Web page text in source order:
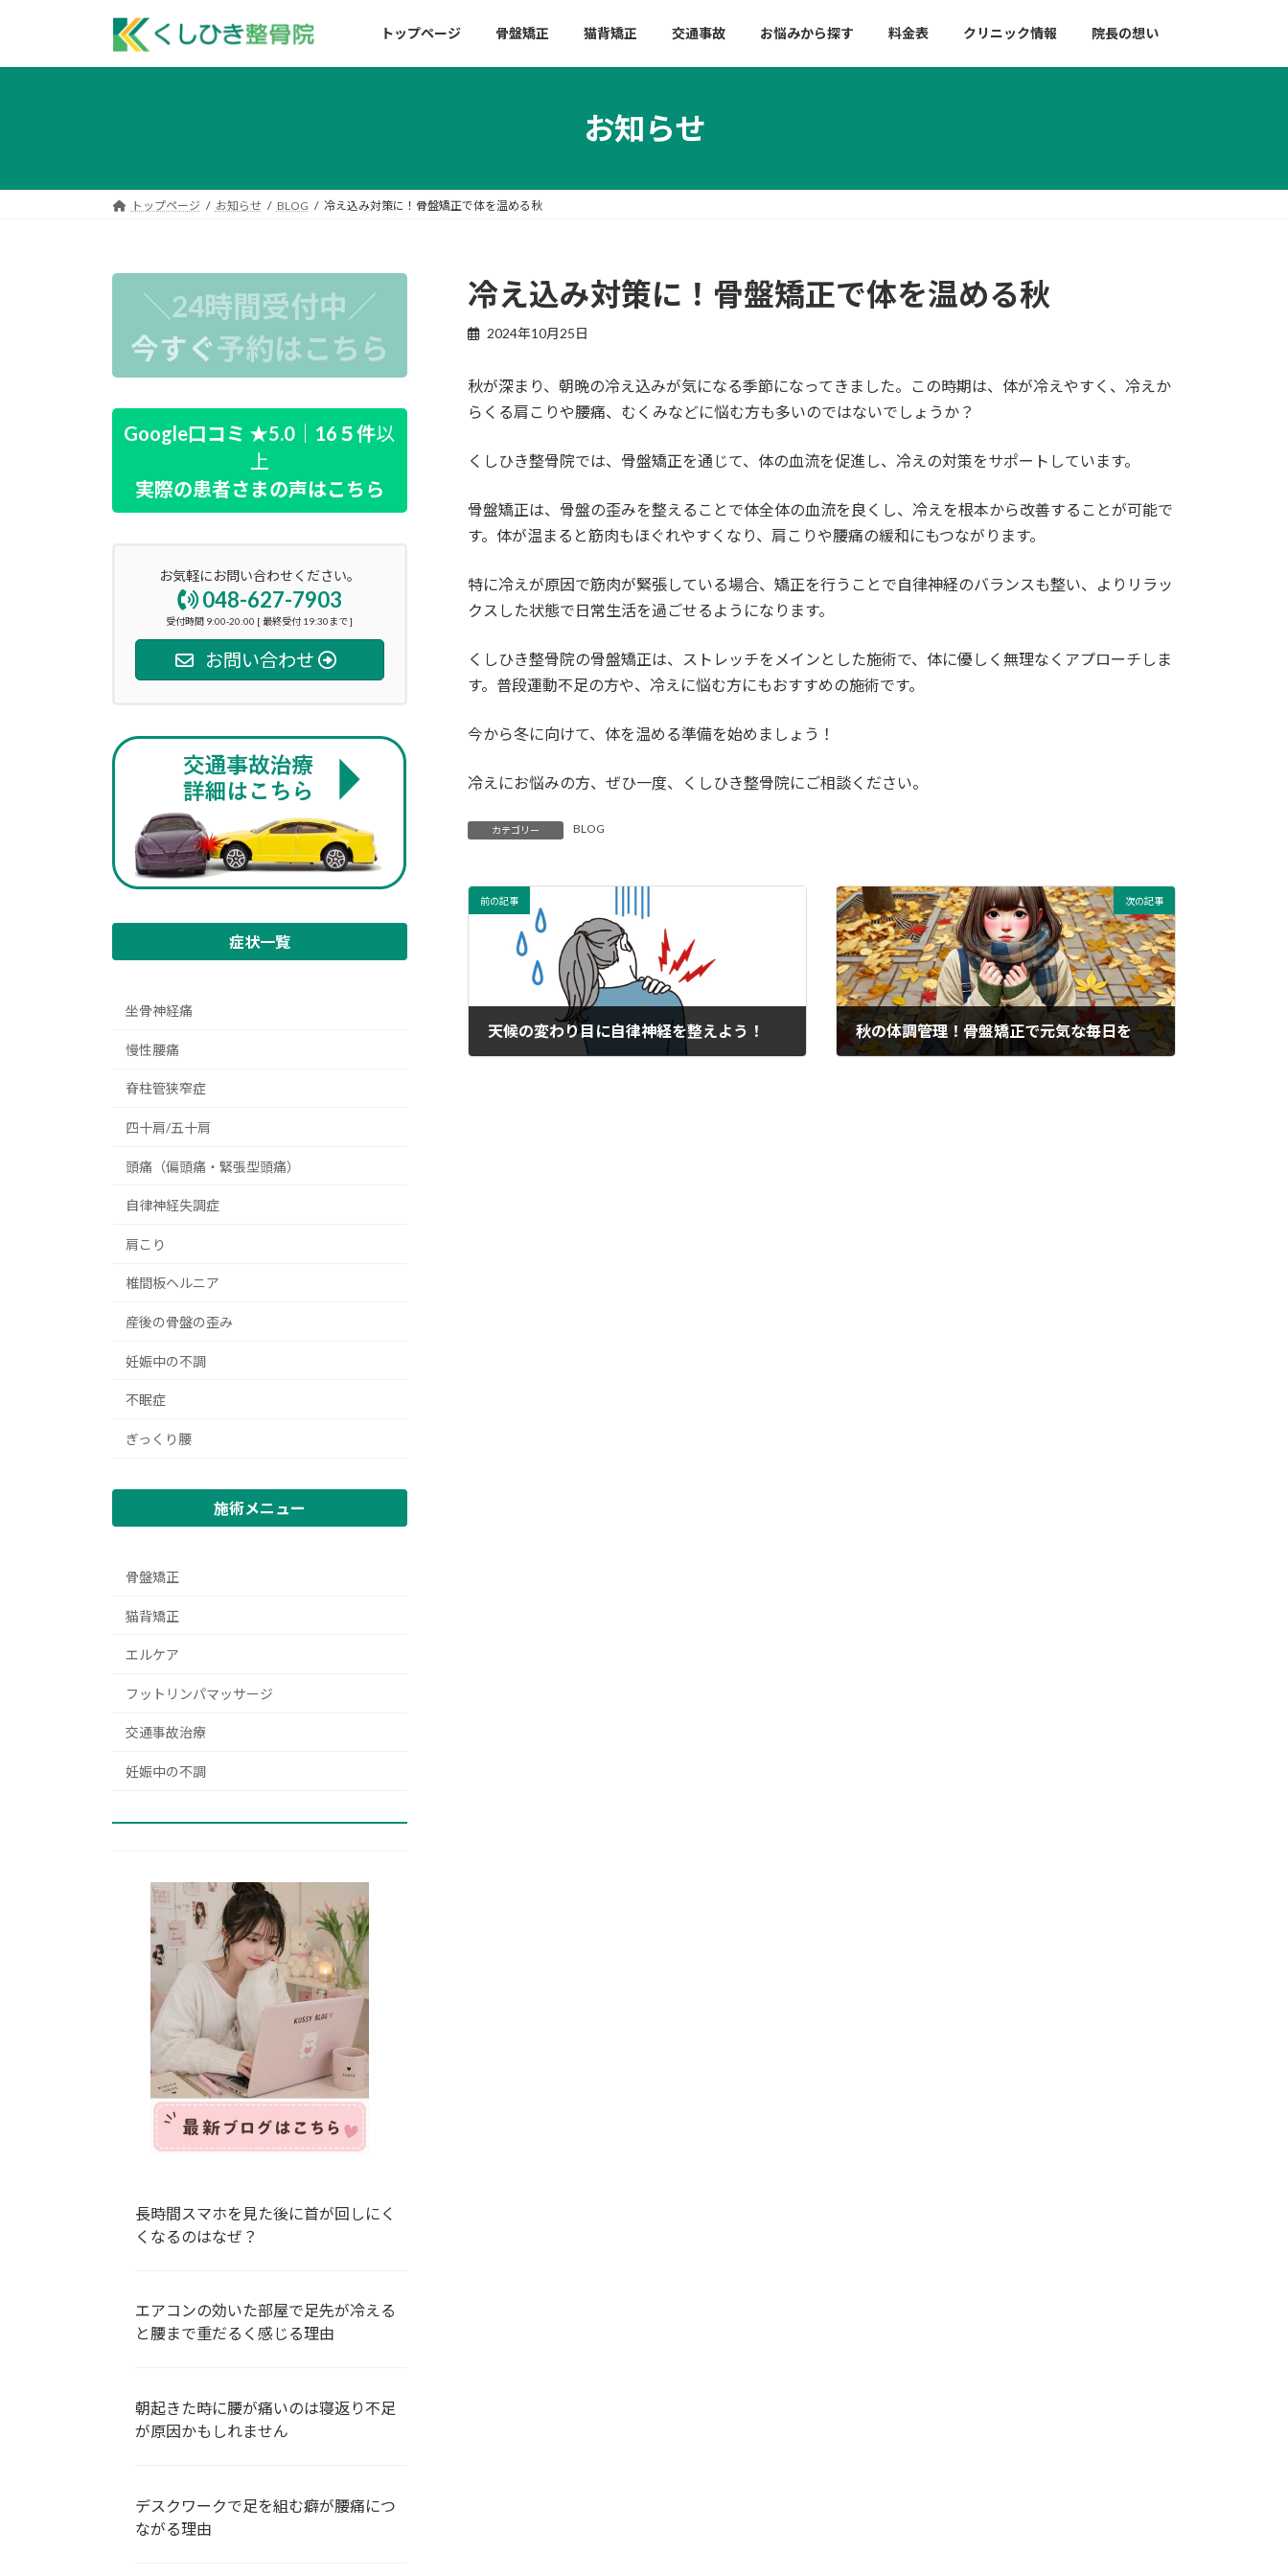
ッ
移
トップページ 骨盤矯正 猫背矯正 交通事故 お悩みから探す 料金表 クリニック情報 院長の想い
お知らせ
トップページ お知らせ BLOG 冷え込み対策に！骨盤矯正で体を温める秋
冷え込み対策に！骨盤矯正で体を温める秋
2024年10月25日
秋が深まり、朝晩の冷え込みが気になる季節になってきました。この時期は、体が冷えやすく、冷えか
らくる肩こりや腰痛、むくみなどに悩む方も多いのではないでしょうか？
くしひき整骨院では、骨盤矯正を通じて、体の血流を促進し、冷えの対策をサポートしています。
骨盤矯正は、骨盤の歪みを整えることで体全体の血流を良くし、冷えを根本から改善することが可能で
す。体が温まると筋肉もほぐれやすくなり、肩こりや腰痛の緩和にもつながります。
特に冷えが原因で筋肉が緊張している場合、矯正を行うことで自律神経のバランスも整い、よりリラッ
クスした状態で日常生活を過ごせるようになります。
くしひき整骨院の骨盤矯正は、ストレッチをメインとした施術で、体に優しく無理なくアプローチしま
す。普段運動不足の方や、冷えに悩む方にもおすすめの施術です。
今から冬に向けて、体を温める準備を始めましょう！
冷えにお悩みの方、ぜひ一度、くしひき整骨院にご相談ください。
カテゴリー BLOG
前の記事
天候の変わり目に自律神経を整えよう！
次の記事
秋の体調管理！骨盤矯正で元気な毎日を
＼24時間受付中／
今すぐ予約はこちら
Google口コミ ★5.0｜16５件以
上
実際の患者さまの声はこちら
お気軽にお問い合わせください。
048-627-7903
受付時間 9:00-20:00 [ 最終受付 19:30まで ]
お問い合わせ
症状一覧
坐骨神経痛
慢性腰痛
脊柱管狭窄症
四十肩/五十肩
頭痛（偏頭痛・緊張型頭痛）
自律神経失調症
肩こり
椎間板ヘルニア
産後の骨盤の歪み
妊娠中の不調
不眠症
ぎっくり腰
施術メニュー
骨盤矯正
猫背矯正
エルケア
フットリンパマッサージ
交通事故治療
妊娠中の不調
長時間スマホを見た後に首が回しにく
くなるのはなぜ？
エアコンの効いた部屋で足先が冷える
と腰まで重だるく感じる理由
朝起きた時に腰が痛いのは寝返り不足
が原因かもしれません
デスクワークで足を組む癖が腰痛につ
ながる理由